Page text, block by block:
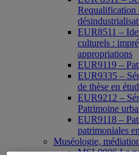
Requalification
EUR8511 –
culturels :
appropriations
EUR9119 –
EUR9335 –
de thèse en
EUR9212 –
Patrimoine
EUR9118 –
patrimoniales
Muséologie,
MSL9006 La